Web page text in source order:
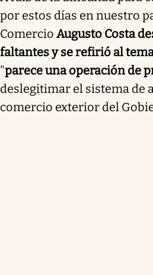
por estos días en nuestro
Comercio Augusto Costa
faltantes y se refirió al
"parece una operación de
deslegitimar el sistema de
comercio exterior del